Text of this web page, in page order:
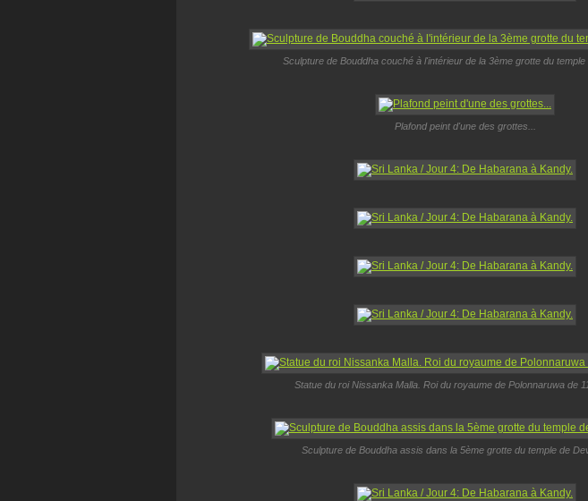
Sculpture de Bouddha couché à l'intérieur de la 3ème grotte du temple
Plafond peint d'une des grottes...
Statue du roi Nissanka Malla. Roi du royaume de Polonnaruwa de
Sculpture de Bouddha assis dans la 5ème grotte du temple de